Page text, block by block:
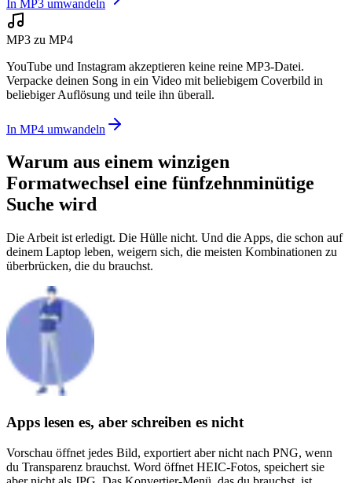
In MP3 umwandeln
MP3 zu MP4
YouTube und Instagram akzeptieren keine reine MP3-Datei.
Verpacke deinen Song in ein Video mit beliebigem Coverbild in
beliebiger Auflösung und teile ihn überall.
In MP4 umwandeln
Warum aus einem winzigen
Formatwechsel eine fünfzehnminütige
Suche wird
Die Arbeit ist erledigt. Die Hülle nicht. Und die Apps, die schon auf
deinem Laptop leben, weigern sich, die meisten Kombinationen zu
überbrücken, die du brauchst.
Apps lesen es, aber schreiben es nicht
Vorschau öffnet jedes Bild, exportiert aber nicht nach PNG, wenn
du Transparenz brauchst. Word öffnet HEIC-Fotos, speichert sie